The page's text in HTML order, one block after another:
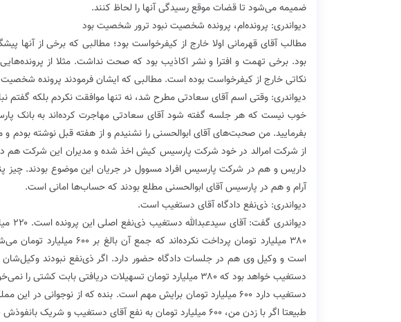
ضمیمه می‌شود تا قضات موقع رسیدگی آنها را لحاظ کنند.
دیواندری: پرونده‌ام، پرونده شخصیت نبود ترور شخصیت بود
مطالب آقای قهرمانی اولا خارج از کیفرخواست بود؛ مطالبی که برخی از
بود. برخی تهمت و افترا و نشر اکاذیب بود که صحت نداشت. مثلا از
نکاتی خارج از کیفرخواست بوده است. مطالبی که ایشان فرمودند پرونده
دیواندری: وقتی اسم آقای سعادتی مطرح شد، نه تنها موافقت نکردم بلکه گفتم
خوب نیست که هر جلسه گفته شود آقای سعادتی مهاجرت کرده‌اند به بانک
بفرمایید. من صحبت‌های آقای ابوالحسنی را نشنیدم و از هفته قبل نوشته
از شرکت امرالد در خود شرکت پارسیس کیش اخذ شده و مدیران این شرکت هم
داریس و هم در شرکت پارسیس افراد مسوول در جریان این موضوع بودند. چیز
آرام و هم در پارسیس آقای ابوالحسنی مطلع بودند که حساب‌ها امانی است.
دیواندری: ذی‌نفع دادگاه آقای دستغیب است.
۳۸۰ میلیارد تومان پرداخت
است و وکیل وی هم در جلسات دادگاه حضور دارد. اگر ذی‌نفع نبودند وکیل‌شان
دستغیب خواهد بود که ۳۸۰ میلیارد تومان تسهیلات دریافتی
دستغیب دارد ۶۰۰ میلیارد تومان برایش مهم است. بنده که از
طبیعتا اگر با زدن من، ۶۰۰ میلیارد تومان به نفع آقای دستغیب و شریک بانفوذش شود این کار را انجام می‌دهند.